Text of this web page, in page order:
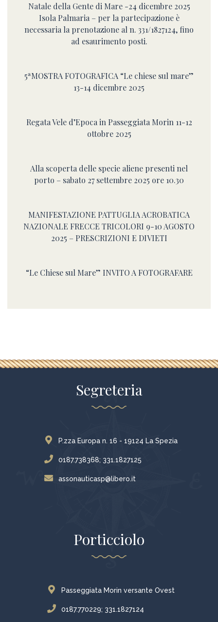
Natale della Gente di Mare -24 dicembre 2025
Isola Palmaria – per la partecipazione è
necessaria la prenotazione al n. 331/1827124, fino
ad esaurimento posti.
5ªMOSTRA FOTOGRAFICA “Le chiese sul mare”
13-14 dicembre 2025
Regata Vele d’Epoca in Passeggiata Morin 11-12
ottobre 2025
Alla scoperta delle specie aliene presenti nel
porto – sabato 27 settembre 2025 ore 10.30
MANIFESTAZIONE PATTUGLIA ACROBATICA
NAZIONALE FRECCE TRICOLORI 9-10 AGOSTO
2025 – PRESCRIZIONI E DIVIETI
“Le Chiese sul Mare” INVITO A FOTOGRAFARE
Segreteria
P.zza Europa n. 16 - 19124 La Spezia
0187.738368; 331.1827125
assonauticasp@libero.it
Porticciolo
Passeggiata Morin versante Ovest
0187.770229; 331.1827124